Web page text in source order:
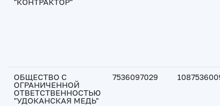
"КОНТРАКТОР"
ОБЩЕСТВО С
ОГРАНИЧЕННОЙ
ОТВЕТСТВЕННОСТЬЮ
"УДОКАНСКАЯ МЕДЬ"
7536097029